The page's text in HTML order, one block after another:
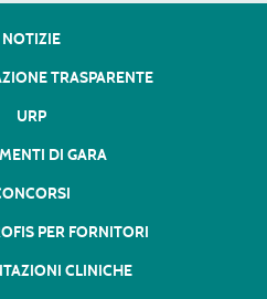
NOTIZIE
TRASPARENTE
URP
DI GARA
PER FORNITORI
CLINICHE